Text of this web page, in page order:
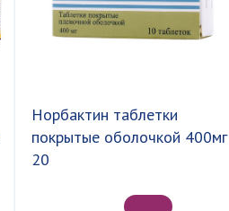
Норбактин таблетки
покрытые оболочкой 400мг
20